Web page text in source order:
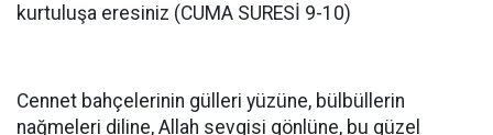
kurtuluşa eresiniz (CUMA SURESİ 9-10)
Cennet bahçelerinin gülleri yüzüne, bülbüllerin
nağmeleri diline, Allah sevgisi gönlüne, bu güzel